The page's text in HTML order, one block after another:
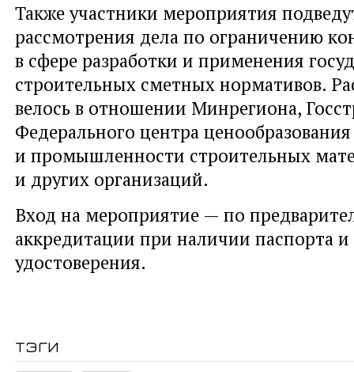
Также участники мероприятия
рассмотрения дела по ограничению
в сфере разработки и применения
строительных сметных нормативов.
велось в отношении Минрегиона,
Федерального центра ценообразования
и промышленности строительных
и других организаций.
Вход на мероприятие — по
аккредитации при наличии паспорта
удостоверения.
тэги